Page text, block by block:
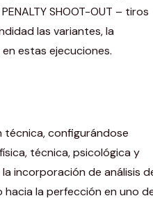
SHOOT-OUT – tiros
las variantes, la
estas ejecuciones.
técnica, configurándose
técnica, psicológica y
incorporación de análisis
la perfección en uno